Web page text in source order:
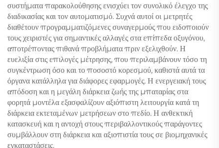
συστήματα παρακολούθησης ενισχύει τον συνολικό έλεγχο της
διαδικασίας και τον αυτοματισμό. Συχνά αυτοί οι μετρητές
διαθέτουν προγραμματιζόμενες συναγερμούς που ειδοποιούν
τους χειριστές για σημαντικές αλλαγές στα επίπεδα οξυγόνου,
αποτρέποντας πιθανά προβλήματα πριν εξελιχθούν. Η
ευελιξία στις επιλογές μέτρησης, που περιλαμβάνουν τόσο τη
συγκέντρωση όσο και το ποσοστό κορεσμού, καθιστά αυτά τα
όργανα κατάλληλα για διάφορες εφαρμογές. Η ενεργειακή τους
απόδοση και η μεγάλη διάρκεια ζωής της μπαταρίας στα
φορητά μοντέλα εξασφαλίζουν αξιόπιστη λειτουργία κατά τη
διάρκεια εκτεταμένων μετρήσεων στο πεδίο. Η ανθεκτική
κατασκευή και η αντοχή στους περιβαλλοντικούς παράγοντες
συμβάλλουν στη διάρκεια και αξιοπιστία τους σε βιομηχανικές
εγκαταστάσεις.